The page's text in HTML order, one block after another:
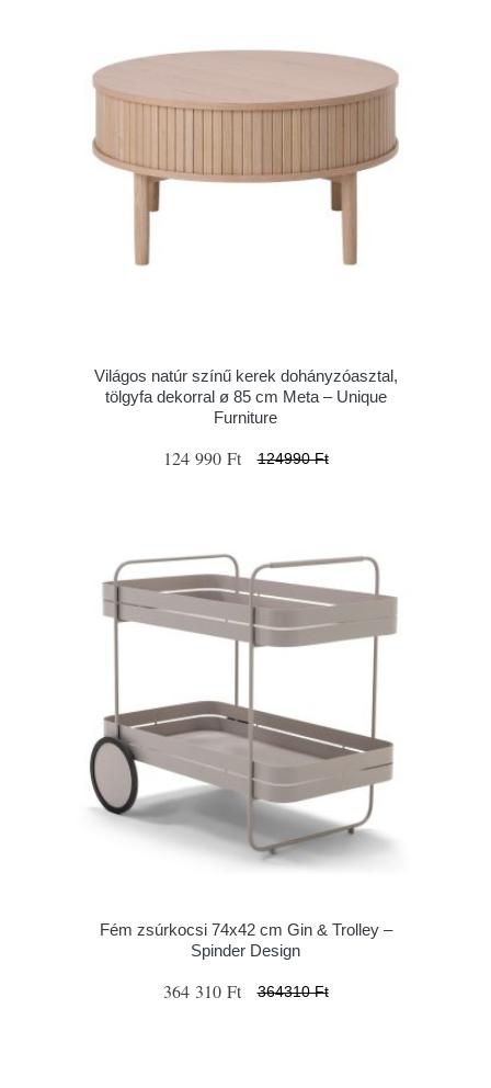
Világos natúr színű kerek dohányzóasztal,
tölgyfa dekorral ø 85 cm Meta – Unique
Furniture
124 990 Ft 124990 Ft
Fém zsúrkocsi 74x42 cm Gin & Trolley –
Spinder Design
364 310 Ft 364310 Ft